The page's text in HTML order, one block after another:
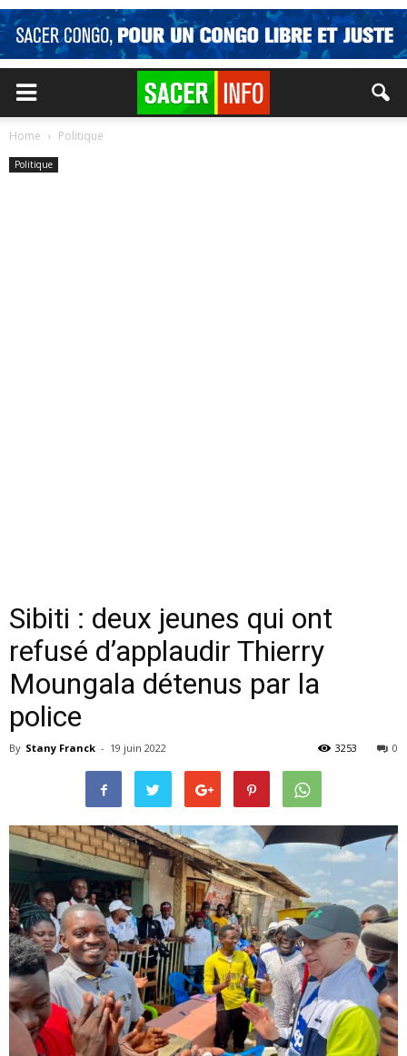
Home Politique
Politique
Sibiti : deux jeunes qui ont
refusé d’applaudir Thierry
Moungala détenus par la
police
By Stany Franck - 19 juin 2022 0
3253